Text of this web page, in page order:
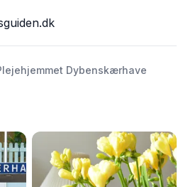
Dybenskærhave